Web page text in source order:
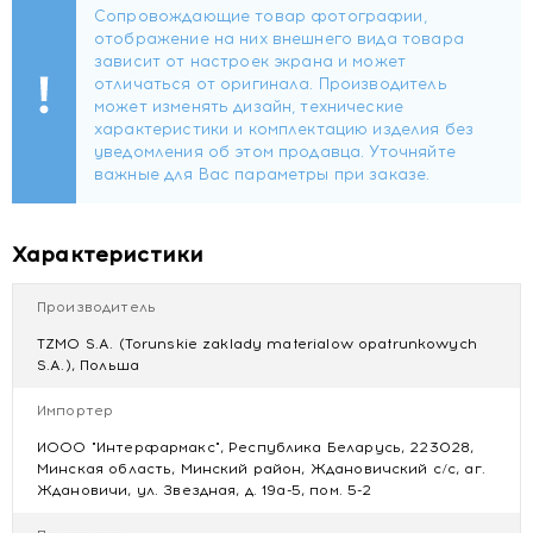
обыкновенных липучек в изделии применены
специальные застежки-липучки, которые надежно
крепятся на внешнем слое подгузника. Уровень
впитываемости подгузников Super Seni Trio значительно
увеличен, они предназначены для лиц с очень тяжелым
недержанием мочи.
впитываемость и чувство сухости
Fit& Dry – лучшее прилегание к телу и повышенное
чувство сухости благодаря сужению впитывающего
в центральной части
способствует более быстрому и лучшему
слоя
Благоприятны для кожи – очень мягкие и позволяют
Характеристики
Производитель
TZMO S.A. (Torunskie zaklady materialow opatrunkowych
S.A.), Польша
Импортер
ИООО "Интерфармакс", Республика Беларусь, 223028,
Минская область, Минский район, Ждановичский с/с, аг.
Ждановичи, ул. Звездная, д. 19а-5, пом. 5-2